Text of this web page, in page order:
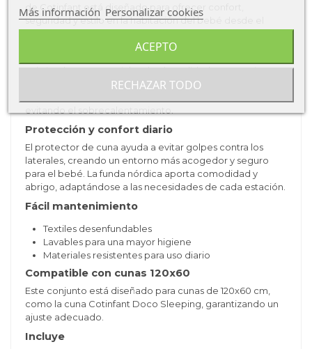
de Cotinfant está diseñado para ofrecer confort,
seguridad y estilo en la habitación del bebé desde el
Textil suave y transpirable
Fabricado con materiales de alta calidad, este conjunto
permite una correcta ventilación, ayudando a mantener
Protección y confort diario
El protector de cuna ayuda a evitar golpes contra los
laterales, creando un entorno más acogedor y seguro
para el bebé. La funda nórdica aporta comodidad y
abrigo, adaptándose a las necesidades de cada estación.
Fácil mantenimiento
Textiles desenfundables
Lavables para una mayor higiene
Materiales resistentes para uso diario
Compatible con cunas 120x60
Este conjunto está diseñado para cunas de 120x60 cm,
como la cuna Cotinfant Doco Sleeping, garantizando un
ajuste adecuado.
Incluye
Más información Personalizar cookies
RECHAZAR TODO
ACEPTO